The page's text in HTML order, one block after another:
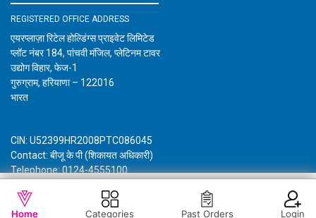
WISHLIST OUT OF STOCK
REGISTERED OFFICE ADDRESS
एयरप्लाज़ा रिटेल होल्डिंग्स प्राइवेट लिमिटेड
प्लॉट नंबर 184, पांचवी मंजिल, प्लेटिनम टावर
उद्योग विहार, फेज-1
गुरुग्राम, हरियाणा – 122016
भारत
CIN: U52399HR2008PTC086045
Contact: बीजू के पी (शिकायत अधिकारी)
Telephone: 0124-4555100
विशाल मेगा मार्ट के बारे में जानकारी गोपनीयता नीति नियम और शर्तें
Home Categories Past Orders Login